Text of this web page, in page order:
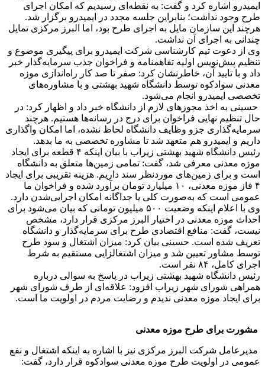
ایمیدرو اشاره کرد و گفت: به نقطه‌ای رسیدیم که امکان اجرای
طرح وجود نداشت؛ بنابراین جلسه مجدد در ایمیدرو برگزار شد.
هرچند این سازمان مایل به اجرای طرح بود، اما البرز مرکزی تمایل
چندانی به اجرای آن نداشت.
وی از دعوت تیم کارشناسی شرکت ایمیدرو برای پیگیری موضوع و
تنظیم پیش‌نویس اولیه تفاهمنامه و فراخوان جذب سرمایه‌گذار خبر
داد و با تایید آن، خاطرنشان کرد: صفر تا صد کار راه‌اندازی موزه
معدنی سوادکوه توسط دانشگاه شهید بهشتی و با مشاوره‌های
تخصصی ایمیدرو انجام می‌شود.
حسینی به اخذ مجوزهای لازم از دانشگاه خبر داد و اظهار کرد: در
حال تنظیم نهایی فراخوان برای درج در رسانه‌ها هستیم. هرچند
سرمایه‌گذاری جزو وظایف دانشگاه لحاظ نشده، اما امکان واگذاری
داریم و ایمیدرو هم متعهد شد تا مشاوره تخصصی به ما بدهد.
رئیس دانشگاه شهید بهشتی زیراب با بیان اینکه ۴ قطعه برای ایجاد
موزه معدنی معرفی شد، گفت: تمامی زمین‌ها متعلق به دانشگاه
است و برای زمین‌های موردنظر سند داریم. هزینه تقریبی برای ایجاد
۴ فاز موزه معدنی، ۱۰ میلیارد تومان برآورد شده و فراخوان ما
عمومی است که به‌صورت کلی یا جداگانه امکان اجرایی‌شدن دارد.
وی با اعلام اینکه وضعیت ۵۰۰ میلیون تومانی که بیان می‌شود برای
احداث موزه معدنی در اختیار البرز مرکزی قرار دارد، مشخص
نیست، گفت: منافع اقتصادی طرح برای سرمایه‌گذار و دانشگاه
تعریف شده است. حسینی بیان کرد: میزان اشتغال و سود طرح
توسط مشاور تعیین شد و میزان اشتغالزایی مستقیم به شرط
اجرای کامل، ۸۴ نفر است.
رئیس دانشگاه شهید بهشتی زیراب در پاسخ به سوالی درباره
همراهی شورای شهر زیراب افزود: علاقه‌ای از طرف شورای شهر
برای ایجاد موزه معدنی ندیدم و رضایت مردم در اولویت ما است.
مشورت برای طرح موزه معدنی
مدیرعامل شرکت البرز مرکزی نیز با اشاره به اینکه اشتغال و نفع
عمومی در اولویت طرح موزه معدنی سوادکوه قرار دارد، گفت: